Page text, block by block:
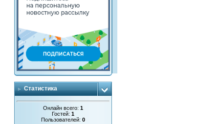
Статистика
Онлайн всего:1
Гостей:1
Пользователей:0